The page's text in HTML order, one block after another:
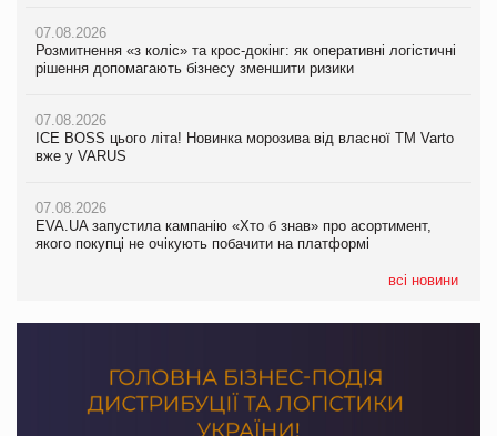
07.08.2026
Розмитнення «з коліс» та крос-докінг: як оперативні логістичні
рішення допомагають бізнесу зменшити ризики
07.08.2026
ICE BOSS цього літа! Новинка морозива від власної ТМ Varto
вже у VARUS
07.08.2026
EVA.UA запустила кампанію «Хто б знав» про асортимент,
якого покупці не очікують побачити на платформі
всі новини
07.08.2026
Розмитнення «з коліс» та крос-докінг: як оперативні логістичні
рішення допомагають бізнесу зменшити ризики
07.08.2026
ICE BOSS цього літа! Новинка морозива від власної ТМ Varto
вже у VARUS
07.08.2026
EVA.UA запустила кампанію «Хто б знав» про асортимент,
якого покупці не очікують побачити на платформі
07.08.2026
Kraft Heinz скоротила збиток у першому півріччі
Продажі Hugo Boss впали на 9%